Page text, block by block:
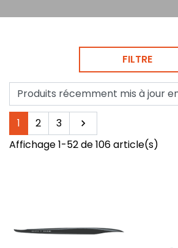
FILTRE
1 2 3 Suivant

Affichage 1-52 de 106 article(s)